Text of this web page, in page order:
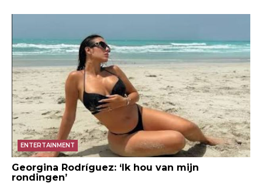
ENTERTAINMENT
Georgina Rodríguez: ‘Ik hou van mijn
rondingen’